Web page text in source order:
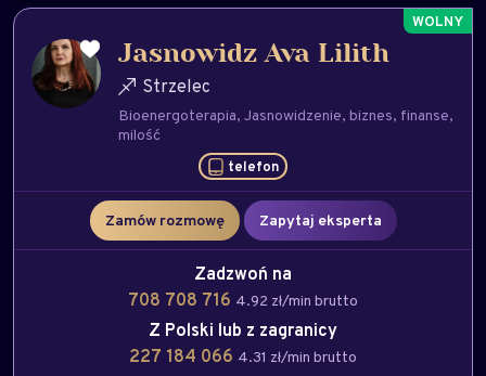
Jasnowidz Ava Lilith
Strzelec
Bioenergoterapia Jasnowidzenie biznes finanse
milość
telefon
Zamów rozmowę Zapytaj eksperta
Zadzwoń na
708 708 716 4.92 zł/min brutto
Z Polski lub z zagranicy
227 184 066 4.31 zł/min brutto